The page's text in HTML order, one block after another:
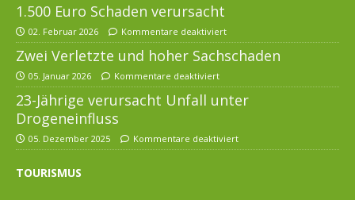
1.500 Euro Schaden verursacht
02. Februar 2026 Kommentare deaktiviert
Zwei Verletzte und hoher Sachschaden
05. Januar 2026 Kommentare deaktiviert
23-Jährige verursacht Unfall unter
Drogeneinfluss
05. Dezember 2025 Kommentare deaktiviert
TOURISMUS